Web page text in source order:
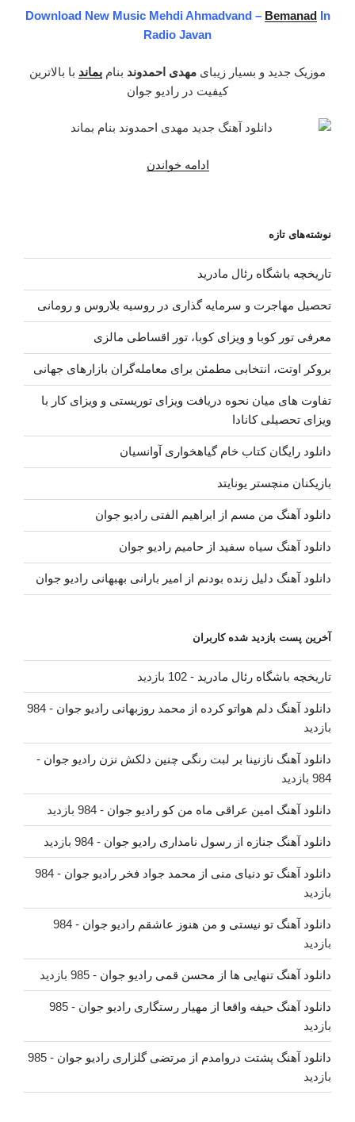
Download New Music Mehdi Ahmadvand – BemanadIn
Radio Javan
موزیک جدید و بسیار زیبای مهدی احمدوند بنام بماند با بالاترین
کیفیت در رادیو جوان
ادامه خواندن
–
نوشته‌های تازه
تاریخچه باشگاه رئال مادرید
تحصیل مهاجرت و سرمایه گذاری در روسیه بلاروس و رومانی
معرفی تور کوبا و ویزای کوبا، تور اقساطی مالزی
بروکر اوتت، انتخابی مطمئن برای معامله‌گران بازارهای جهانی
تفاوت های میان نحوه دریافت ویزای توریستی و ویزای کار با
ویزای تحصیلی کانادا
دانلود رایگان کتاب خام گیاهخواری آوانسیان
بازیکنان منچستر یونایتد
دانلود آهنگ من مسم از ابراهیم الفتی رادیو جوان
دانلود آهنگ سیاه سفید از حامیم رادیو جوان
دانلود آهنگ دلیل زنده بودنم از امیر بارانی بهبهانی رادیو جوان
آخرین پست بازدید شده کاربران
تاریخچه باشگاه رئال مادرید - 102 بازدید
دانلود آهنگ دلم هواتو کرده از محمد روزبهانی رادیو جوان
- 984
بازدید
دانلود آهنگ نازنینا بر لبت رنگی چنین دلکش نزن رادیو جوان -
984 بازدید
دانلود آهنگ امین عراقی ماه من کو رادیو جوان - 984 بازدید
دانلود آهنگ جنازه از رسول نامداری رادیو جوان - 984 بازدید
دانلود آهنگ تو دنیای منی از محمد جواد فخر رادیو جوان
- 984
بازدید
دانلود آهنگ تو نیستی و من هنوز عاشقم رادیو جوان
- 984
بازدید
دانلود آهنگ تنهایی ها از محسن قمی رادیو جوان - 985 بازدید
دانلود آهنگ حیفه واقعا از مهیار رستگاری رادیو جوان
- 985
بازدید
دانلود آهنگ پشتت دروامدم از مرتضی گلزاری رادیو جوان
- 985
بازدید